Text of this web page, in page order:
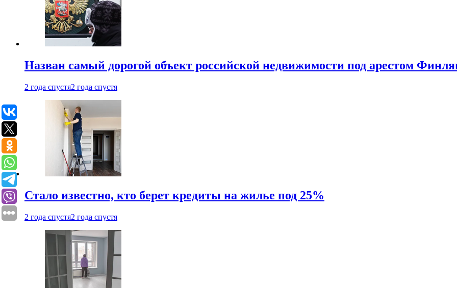
Назван самый дорогой объект российской недвижимости под арестом
2 года спустя2 года спустя
Стало известно, кто берет кредиты на жилье под 25%
2 года спустя2 года спустя